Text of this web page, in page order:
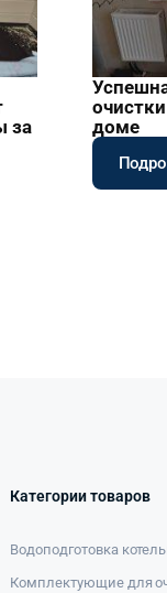
за
доме
Категории товаров
Водоподготовка
Комплектующие для